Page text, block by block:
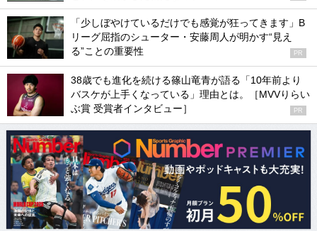
「少しぼやけているだけでも感覚が狂ってきます」B
リーグ屈指のシューター・安藤周人が明かす“見え
る”ことの重要性
PR
38歳でも進化を続ける篠山竜青が語る「10年前より
バスケが上手くなっている」理由とは。［MVVりらい
ぶ賞 受賞者インタビュー］
PR